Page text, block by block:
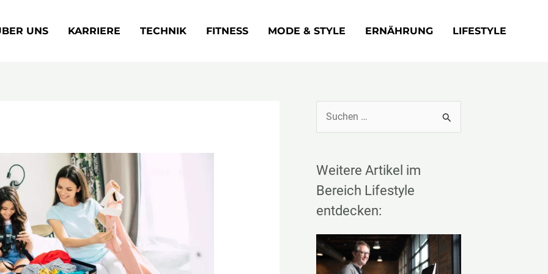
UNS KARRIERE TECHNIK FITNESS MODE & STYLE ERNÄHRUNG LIFESTYLE
u
h
e
n
a
c
Weitere Artikel im
Bereich Lifestyle
entdecken: